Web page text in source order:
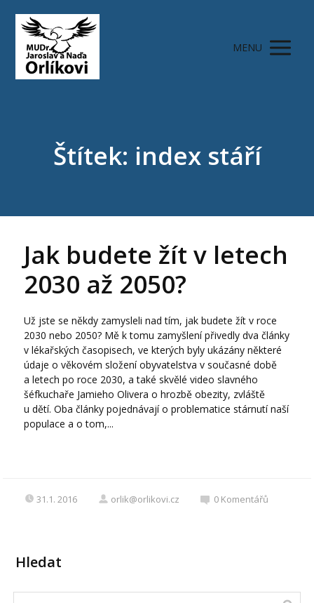
MENU
Štítek: index stáří
Jak budete žít v letech
2030 až 2050?
Už jste se někdy zamysleli nad tím, jak budete žít v roce
2030 nebo 2050? Mě k tomu zamyšlení přivedly dva články
v lékařských časopisech, ve kterých byly ukázány některé
údaje o věkovém složení obyvatelstva v současné době
a letech po roce 2030, a také skvělé video slavného
šéfkuchaře Jamieho Olivera o hrozbě obezity, zvláště
u dětí. Oba články pojednávají o problematice stárnutí naší
populace a o tom,...
31.1. 2016 orlik@orlikovi.cz 0 Komentářů
Hledat